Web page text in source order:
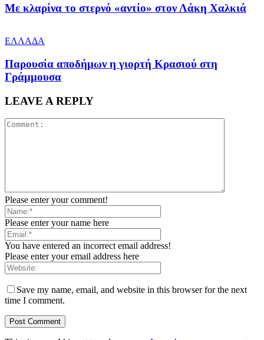
Με κλαρίνα το στερνό «αντίο» στον Λάκη Χαλκιά
ΕΛΛΑΔΑ
Παρουσία αποδήμων η γιορτή Κρασιού στη
Γράμμουσα
LEAVE A REPLY
Please enter your comment!
Please enter your name here
You have entered an incorrect email address!
Please enter your email address here
Save my name, email, and website in this browser for the next
time I comment.